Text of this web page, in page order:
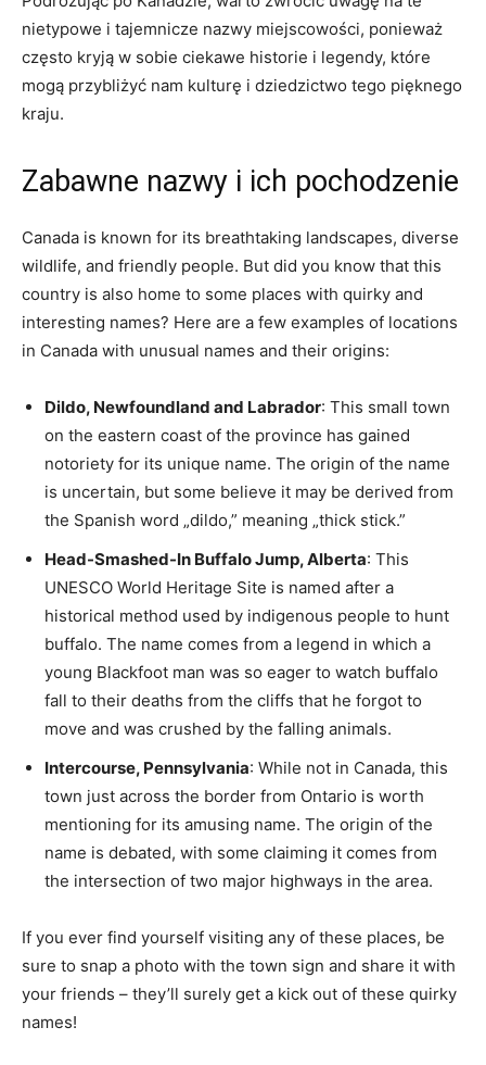
nietypowe i tajemnicze nazwy miejscowości, ponieważ
często kryją ⁢w sobie ciekawe historie i legendy, które
⁤mogą przybliżyć nam ‌kulturę i dziedzictwo tego pięknego
‍kraju.
Zabawne ⁣nazwy i ich pochodzenie
Canada is ‍known for ⁤its breathtaking ‍landscapes,‍ diverse
wildlife, ‍and friendly people.​ But did you know⁣ that this
country is also home to some places​ with quirky and
interesting ‍names?‌ Here ⁣are a ⁣few examples ‍of ⁣locations​
in Canada with unusual​ names and⁣ their origins:
Dildo, Newfoundland⁢ and ‌Labrador: This⁢ small town
‌on the eastern coast of the province ⁣has gained
notoriety for its unique name. The origin of the ​name
is uncertain, but some believe it may be derived from
the Spanish ⁣word⁣ „dildo,” ​meaning „thick stick.”
Head-Smashed-In Buffalo Jump, ⁤Alberta: This
⁤UNESCO⁣ World ⁣Heritage⁣ Site is named after a⁢
historical method used by ⁤indigenous people to hunt⁢
buffalo. The name comes from ‌a legend in ⁤which a
young​ Blackfoot man was so eager to ​watch⁢ buffalo
fall to their​ deaths⁤ from the⁣ cliffs that he forgot to
move and ⁣was⁤ crushed by ⁤the falling ‍animals.
Intercourse, Pennsylvania: While not in Canada, this⁢
town just across the border from ‍Ontario is⁢ worth
mentioning for its amusing name. The origin of⁢ the
name‌ is debated, with some claiming ​it comes ‍from
the intersection of two major ​highways in the area.
If you ever⁤ find ⁤yourself ‌visiting any of these places, be
sure to snap a ​photo with the⁢ town sign ‍and ​share it with
your ⁣friends ‍– they’ll surely‍ get a kick out of these quirky
names!